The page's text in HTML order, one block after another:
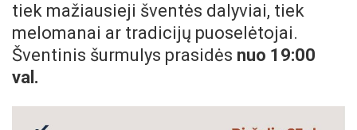
tiek mažiausieji šventės dalyviai, tiek
melomanai ar tradicijų puoselėtojai.
Šventinis šurmulys prasidės nuo 19:00
val.